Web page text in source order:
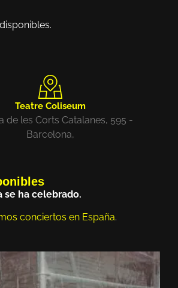
Teatre Coliseum
de les Corts Catalanes, 595 -
Barcelona,
se ha celebrado.
conciertos en España.